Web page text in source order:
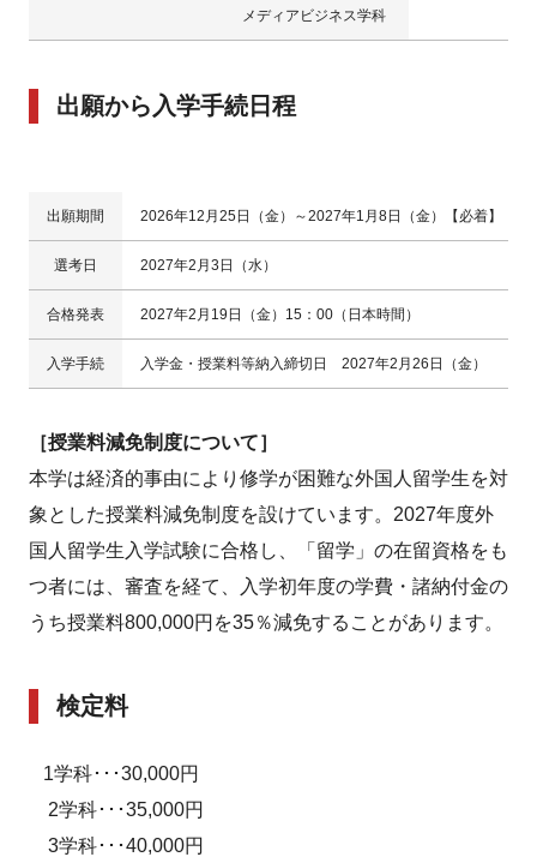
メディアビジネス学科
出願から入学手続日程
出願期間 2026年12月25日（金）～2027年1月8日（金）【必着】
選考日 2027年2月3日（水）
合格発表 2027年2月19日（金）15：00（日本時間）
入学手続 入学金・授業料等納入締切日 2027年2月26日（金）
［授業料減免制度について］
本学は経済的事由により修学が困難な外国人留学生を対
象とした授業料減免制度を設けています。2027年度外
国人留学生入学試験に合格し、「留学」の在留資格をも
つ者には、審査を経て、入学初年度の学費・諸納付金の
うち授業料800,000円を35％減免することがあります。
検定料
1学科･･･30,000円
2学科･･･35,000円
3学科･･･40,000円